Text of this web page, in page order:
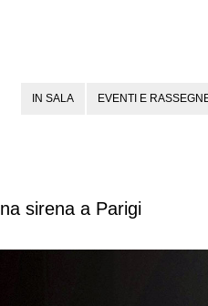
IN SALA EVENTI E
sirena a Parigi